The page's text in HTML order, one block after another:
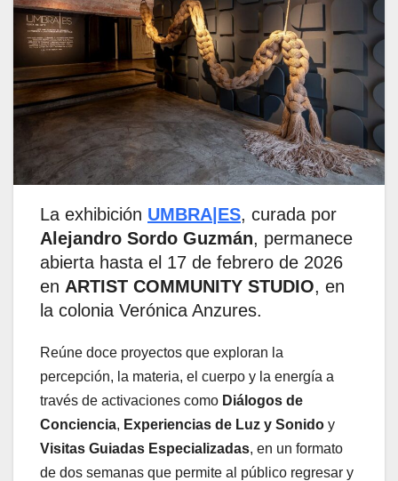
La exhibición UMBRA|ES, curada por
Alejandro Sordo Guzmán, permanece
abierta hasta el 17 de febrero de 2026
en ARTIST COMMUNITY STUDIO, en
la colonia Verónica Anzures.
Reúne doce proyectos que exploran la
percepción, la materia, el cuerpo y la energía a
través de activaciones como Diálogos de
Conciencia, Experiencias de Luz y Sonido y
Visitas Guiadas Especializadas, en un formato
de dos semanas que permite al público regresar y